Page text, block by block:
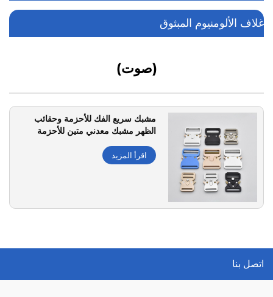
غلاف الألومنيوم المبثوق
(صوت)
مشبك سريع الفك للأحزمة وحقائب
الظهر مشبك معدني متين للأحزمة
اقرأ المزيد
اتصل بنا